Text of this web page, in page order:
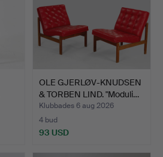
OLE GJERLØV-KNUDSEN
& TORBEN LIND. "Moduli…
Klubbades 6 aug 2026
4 bud
93 USD